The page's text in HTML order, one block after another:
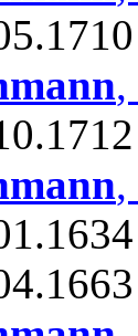
,
,